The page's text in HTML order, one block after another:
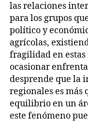
las relaciones
para los grupos
político y
agrícolas,
fragilidad en
ocasionar
desprende que la
regionales es más
equilibrio en un
este fenómeno